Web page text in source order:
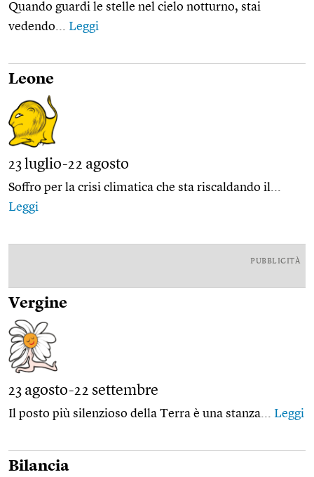
Quando guardi le stelle nel cielo notturno, stai
vedendo... Leggi
Leone
23 luglio-22 agosto
Soffro per la crisi climatica che sta riscaldando il...
Leggi
PUBBLICITÀ
Vergine
23 agosto-22 settembre
Il posto più silenzioso della Terra è una stanza... Leggi
Bilancia